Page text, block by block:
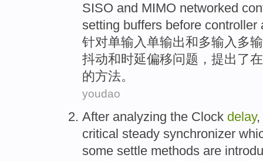
SISO and MIMO networked
setting buffers before controller
针对单输入单输出和多输入多
抖动和时延偏移问题， 提出了在
的方法。
youdao
After analyzing the Clock delay,
critical steady synchronizer
some settle methods are